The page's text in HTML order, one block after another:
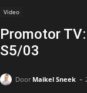
Video
Promotor
S5/03
Door Maikel Sneek -